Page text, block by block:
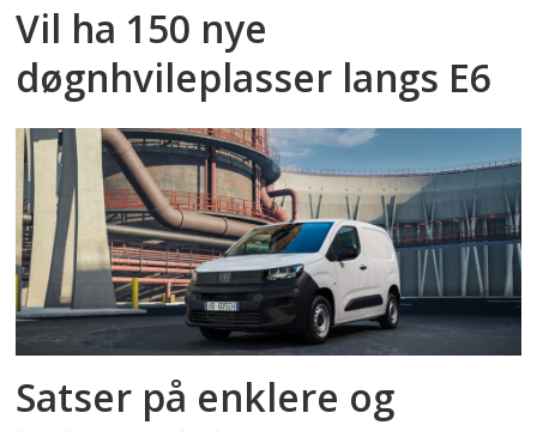
Vil ha 150 nye
døgnhvileplasser langs E6
Satser på enklere og